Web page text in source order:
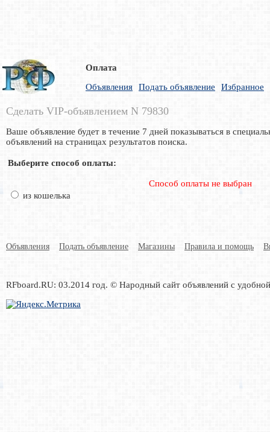
Оплата
Объявления
Подать объявление Избранное
Сделать VIP-объявлением N 79830
Ваше объявление будет в течение 7 дней показываться в
объявлений на страницах результатов поиска.
Выберите способ оплаты:
из кошелька
Способ оплаты не выбран
Объявления Подать объявление Магазины Правила и помощь
RFboard.RU: 03.2014 год. © Народный сайт объявлений с